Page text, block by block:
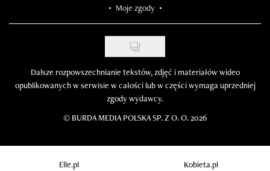
Moje zgody
Dalsze rozpowszechnianie tekstów, zdjęć i materiałów wideo
opublikowanych w serwisie w całości lub w części wymaga uprzedniej
zgody wydawcy.
© BURDA MEDIA POLSKA SP. Z O. O. 2026
Elle.pl
Kobieta.pl